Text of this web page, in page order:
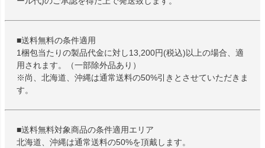
■送料無料の条件適用
1梱包当たりの製品代金に対し13,200円(税込)以上の場合、適
用されます。（一部除外品あり）
※尚、北海道、沖縄は通常送料の50%引きとさせていただきま
す。
■送料無料対象商品の条件適用エリア
北海道、沖縄は通常送料の50%を頂戴します。